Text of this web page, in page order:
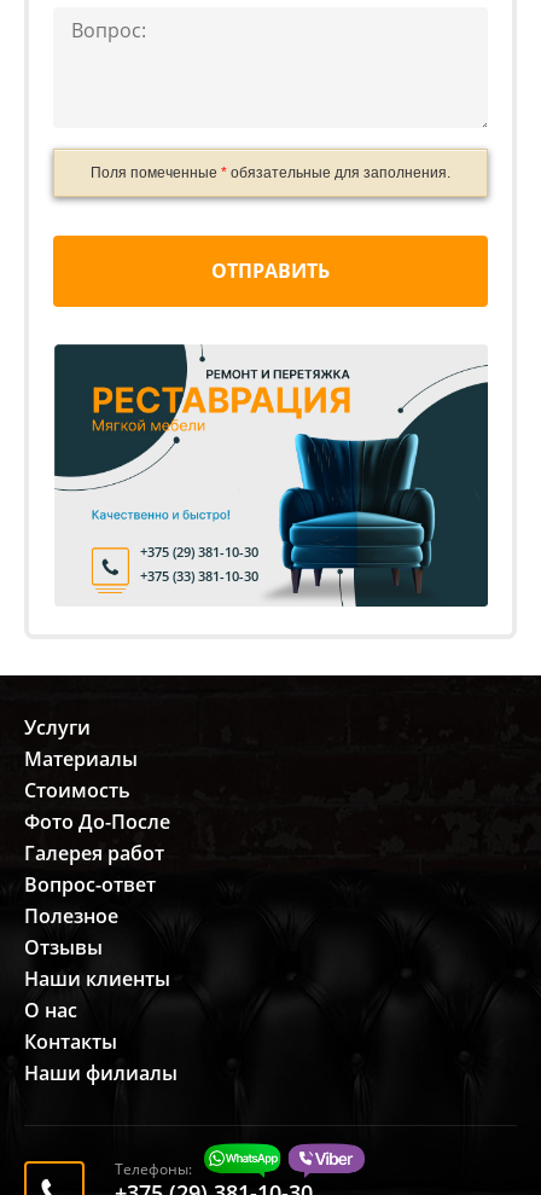
Поля помеченные * обязательные для заполнения.
ОТПРАВИТЬ
+375 (29) 381-10-30
+375 (33) 381-10-30
Услуги
Материалы
Стоимость
Фото До-После
Галерея работ
Вопрос-ответ
Полезное
Отзывы
Наши клиенты
О нас
Контакты
Наши филиалы
Телефоны: